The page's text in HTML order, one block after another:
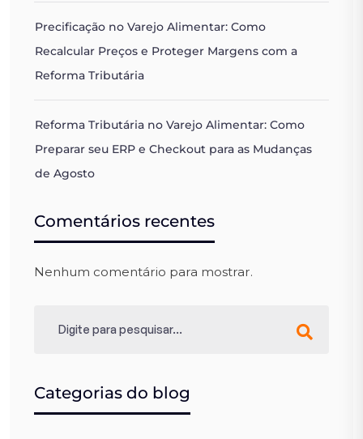
Precificação no Varejo Alimentar: Como
Recalcular Preços e Proteger Margens com a
Reforma Tributária
Reforma Tributária no Varejo Alimentar: Como
Preparar seu ERP e Checkout para as Mudanças
de Agosto
Comentários recentes
Nenhum comentário para mostrar.
Categorias do blog